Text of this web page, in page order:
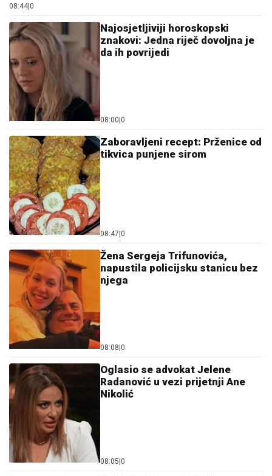
08:44|0
Najosjetljiviji horoskopski
znakovi: Jedna riječ dovoljna je
da ih povrijedi
08:00|0
Zaboravljeni recept: Prženice od
tikvica punjene sirom
08:47|0
Žena Sergeja Trifunovića,
napustila policijsku stanicu bez
njega
08:08|0
Oglasio se advokat Jelene
Radanović u vezi prijetnji Ane
Nikolić
08:05|0